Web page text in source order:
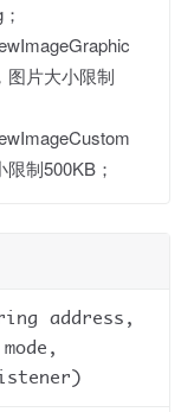
图片大小限制
制500KB；
address,
mode,